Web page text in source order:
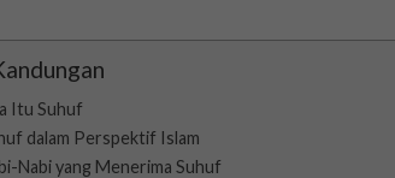
Itu Suhuf
dalam Perspektif Islam
Nabi yang Menerima Suhuf